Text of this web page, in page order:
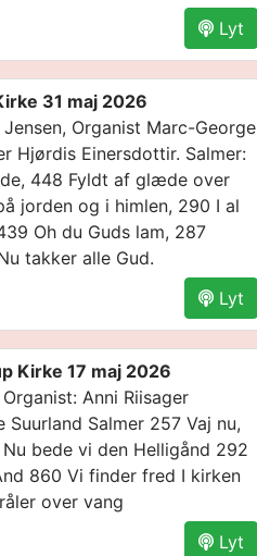
Lyt
31 maj 2026
Organist Marc-George
Hjørdis Einersdottir. Salmer:
448 Fyldt af glæde over
jorden og i himlen, 290 I al
Oh du Guds lam, 287
takker alle Gud.
Lyt
Kirke 17 maj 2026
Anni Riisager
Suurland Salmer 257 Vaj nu,
bede vi den Helligånd 292
860 Vi finder fred I kirken
over vang
Lyt